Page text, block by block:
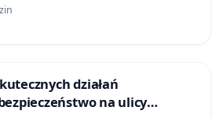
działań
na ulicy